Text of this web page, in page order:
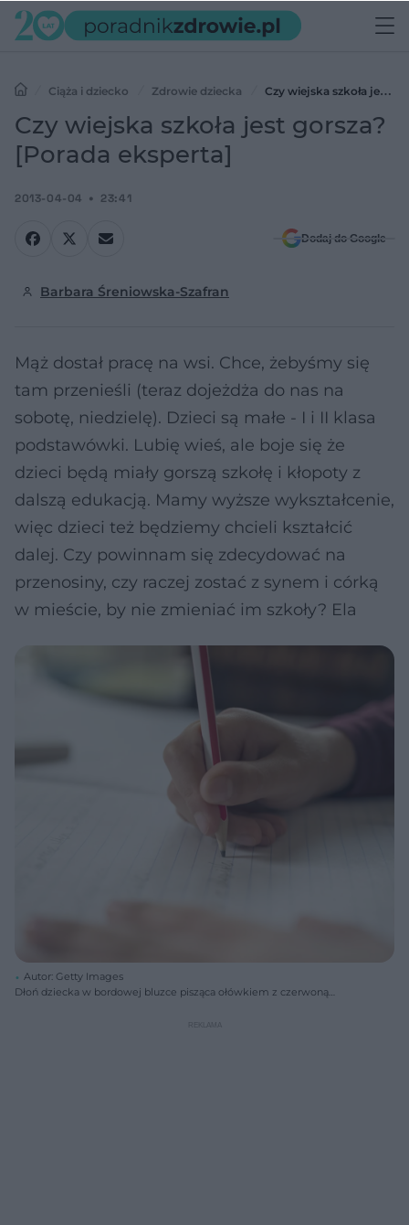
Ciąża i dziecko Zdrowie dziecka
Czy wiejska szkoła jest
gorsza? [Porada eksperta]
Czy wiejska szkoła jest gorsza?
[Porada eksperta]
2013-04-04 23:41
Dodaj do Google
Barbara Śreniowska-Szafran
Mąż dostał pracę na wsi. Chce, żebyśmy się
tam przenieśli (teraz dojeżdża do nas na
sobotę, niedzielę). Dzieci są małe - I i II klasa
podstawówki. Lubię wieś, ale boje się że
dzieci będą miały gorszą szkołę i kłopoty z
dalszą edukacją. Mamy wyższe wykształcenie,
więc dzieci też będziemy chcieli kształcić
dalej. Czy powinnam się zdecydować na
przenosiny, czy raczej zostać z synem i córką
w mieście, by nie zmieniać im szkoły? Ela
Autor: Getty Images
Dłoń dziecka w bordowej bluzce pisząca ołówkiem z czerwoną
mazania. Zdjęcie symbolizuje naukę pisania i adaptację w przedszkolu,